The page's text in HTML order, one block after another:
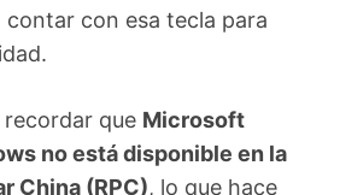
con esa tecla para
recordar que Microsoft
no está disponible en la
China (RPC), lo que hace